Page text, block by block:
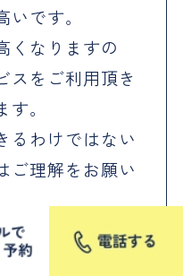
です。
くなりますの
スをご利用頂き
。
るわけではない
ご理解をお願い
険の範囲内での